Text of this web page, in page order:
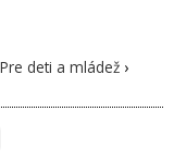
Pre deti a mládež ›